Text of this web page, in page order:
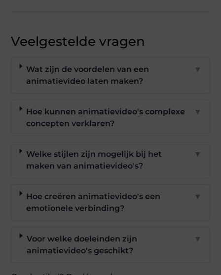
Veelgestelde vragen
Wat zijn de voordelen van een
animatievideo laten maken?
▼
Hoe kunnen animatievideo's complexe
concepten verklaren?
▼
Welke stijlen zijn mogelijk bij het
maken van animatievideo's?
▼
Hoe creëren animatievideo's een
emotionele verbinding?
▼
Voor welke doeleinden zijn
animatievideo's geschikt?
▼